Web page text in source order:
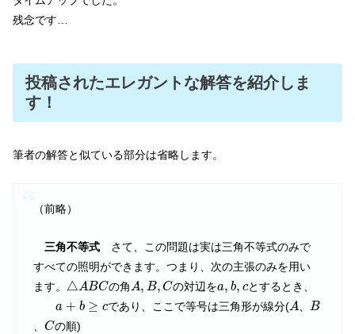
残念です…
投稿されたエレガントな解答を紹介しま
す！
筆者の解答と似ている部分は省略します。
（前略）
三角不等式 さて、この問題は実は三角不等式のみで
すべての照明ができます。つまり、次の主張のみを用い
ます。 △ABC
△ A BCの角A, B, C
A B,C の対辺をa, b, c
b
とするとき、
a + b ≥ c
+b ≥ c であり、ここで等号は三角形が線分(A
A B
B
、C
Cの順)